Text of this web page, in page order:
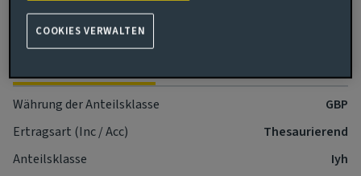
Nachhaltigkeit in der Finanzwirtschaft.
Wesentliche Fakten
Währung der Anteilsklasse
GBP
Ertragsart (Inc / Acc)
Thesaurierend
Anteilsklasse
Iyh
COOKIES VERWALTEN